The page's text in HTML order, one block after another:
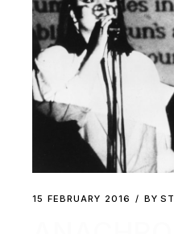
15 FEBRUARY 2016 BY